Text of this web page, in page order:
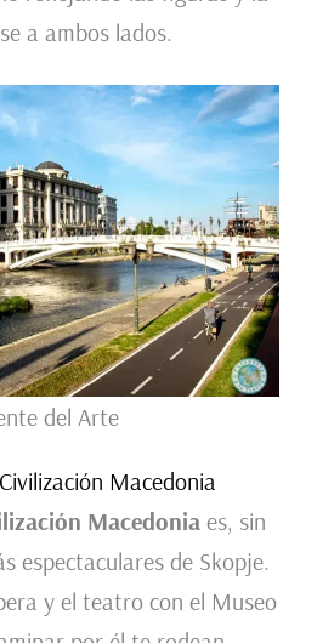
a ambos lados.
del Arte
Macedonia
Macedoniaes, sin
espectaculares de Skopje.
y el teatro con el Museo